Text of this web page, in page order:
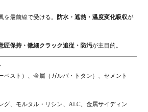
を最前線で受ける。 防水・遮熱・温度変化吸収が
匠保持・微細クラック追従・防汚が主目的。
ベスト）、金属（ガルバ・トタン）、セメント
グ、モルタル・リシン、ALC、金属サイディン